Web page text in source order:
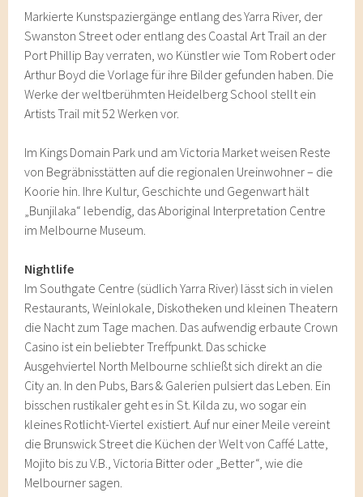
Markierte Kunstspaziergänge entlang des Yarra River, der
Swanston Street oder entlang des Coastal Art Trail an der
Port Phillip Bay verraten, wo Künstler wie Tom Robert oder
Arthur Boyd die Vorlage für ihre Bilder gefunden haben. Die
Werke der weltberühmten Heidelberg School stellt ein
Artists Trail mit 52 Werken vor.
Im Kings Domain Park und am Victoria Market weisen Reste
von Begräbnisstätten auf die regionalen Ureinwohner – die
Koorie hin. Ihre Kultur, Geschichte und Gegenwart hält
„Bunjilaka“ lebendig, das Aboriginal Interpretation Centre
im Melbourne Museum.
Nightlife
Im Southgate Centre (südlich Yarra River) lässt sich in vielen
Restaurants, Weinlokale, Diskotheken und kleinen Theatern
die Nacht zum Tage machen. Das aufwendig erbaute Crown
Casino ist ein beliebter Treffpunkt. Das schicke
Ausgehviertel North Melbourne schließt sich direkt an die
City an. In den Pubs, Bars & Galerien pulsiert das Leben. Ein
bisschen rustikaler geht es in St. Kilda zu, wo sogar ein
kleines Rotlicht-Viertel existiert. Auf nur einer Meile vereint
die Brunswick Street die Küchen der Welt von Caffé Latte,
Mojito bis zu V.B., Victoria Bitter oder „Better“, wie die
Melbourner sagen.